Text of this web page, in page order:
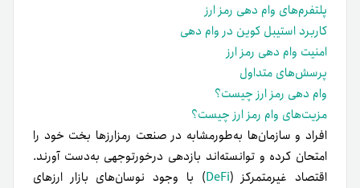
پلتفرم‌های وام دهی رمز ارز
کاربرد استیبل کوین در وام دهی
امنیت وام دهی رمز ارز
پرسش‌های متداول
وام دهی رمز ارز چیست؟
مزیت‌های وام رمز ارز چیست؟
افراد و سازمان‌ها به‌طور‌مشابه در صنعت رمزارزها بخت خود را
امتحان کرده و توانسته‌اند بازدهی درخورتوجهی به‌دست آورند.
اقتصاد غیرمتمرکز (DeFi) با وجود نوسان‌های بازار ارزهای